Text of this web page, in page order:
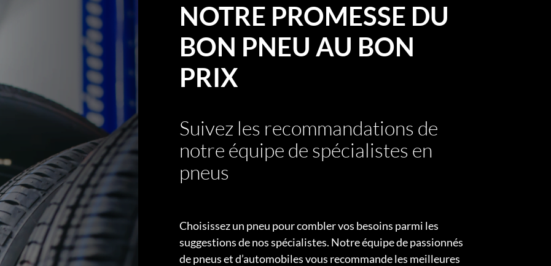
NOTRE PROMESSE DU
BON PNEU AU BON
PRIX
Suivez les recommandations de
notre équipe de spécialistes en
pneus
Choisissez un pneu pour combler vos besoins parmi les
suggestions de nos spécialistes. Notre équipe de passionnés
de pneus et d’automobiles vous recommande les meilleures